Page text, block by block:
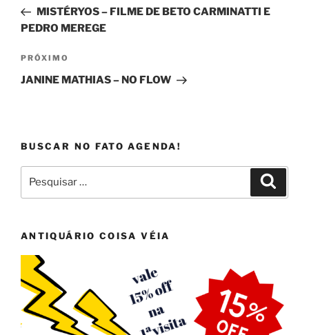
Post
anterior
MISTÉRYOS – FILME DE BETO CARMINATTI E
PEDRO MEREGE
Próximo
post
PRÓXIMO
JANINE MATHIAS – NO FLOW
BUSCAR NO FATO AGENDA!
por:
ANTIQUÁRIO COISA VÉIA